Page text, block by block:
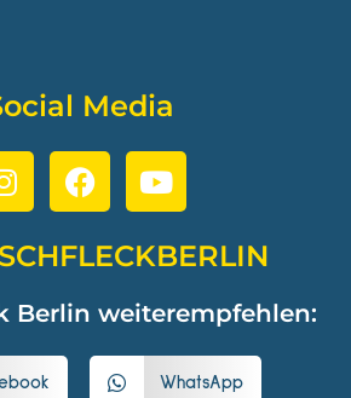
Media
Berlin weiterempfehlen:
WhatsApp